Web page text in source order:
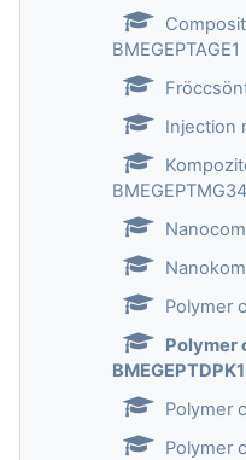
BMEGEPTAGE1
Injection
BMEGEPTMG34
Polymer
Polymer
BMEGEPTDPK1
Polymer
Polymer